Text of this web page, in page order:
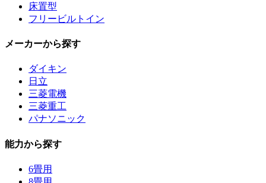
床置型
フリービルトイン
メーカーから探す
ダイキン
日立
三菱電機
三菱重工
パナソニック
能力から探す
6畳用